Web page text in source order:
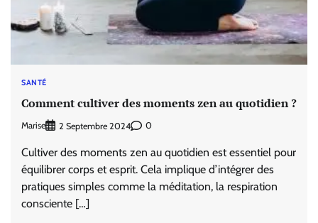
SANTÉ
Comment cultiver des moments zen au quotidien ?
Marise 2 Septembre 2024 0
Cultiver des moments zen au quotidien est essentiel pour
équilibrer corps et esprit. Cela implique d’intégrer des
pratiques simples comme la méditation, la respiration
consciente […]